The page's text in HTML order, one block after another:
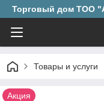
Торговый дом ТОО
Товары и услуги
Акция